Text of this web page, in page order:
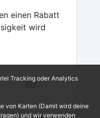
einen Rabatt
wird
80
Tracking oder Analytics
von Karten (Damit wird deine
und wir verwenden